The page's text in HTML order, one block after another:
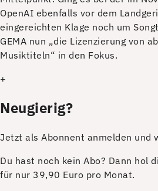
OpenAI ebenfalls vor dem
eingereichten Klage noch um
GEMA nun „die Lizenzierung von
Musiktiteln“ in den Fokus.
+
Neugierig?
Jetzt als Abonnent anmelden und
Du hast noch kein Abo? Dann hol
für nur 39,90 Euro pro Monat.